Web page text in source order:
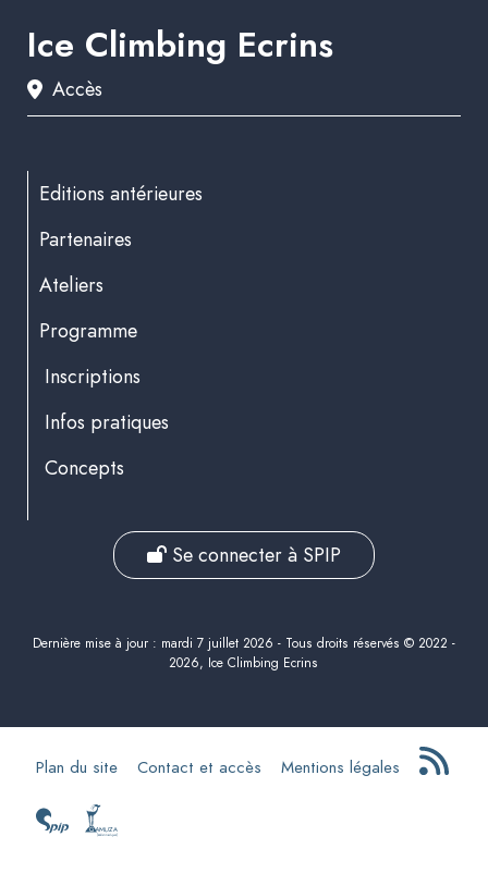
Ice Climbing Ecrins
Accès
Editions antérieures
Partenaires
Ateliers
Programme
Inscriptions
Infos pratiques
Concepts
Se connecter à SPIP
Dernière mise à jour : mardi 7 juillet 2026 - Tous droits réservés © 2022 -
2026, Ice Climbing Ecrins
Plan du site Contact et accès Mentions légales